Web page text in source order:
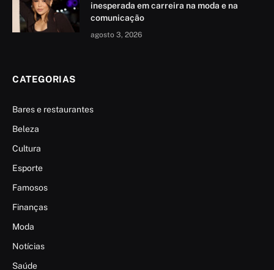
inesperada em carreira na moda e na
comunicação
agosto 3, 2026
CATEGORIAS
Bares e restaurantes
Beleza
Cultura
Esporte
Famosos
Finanças
Moda
Notícias
Saúde